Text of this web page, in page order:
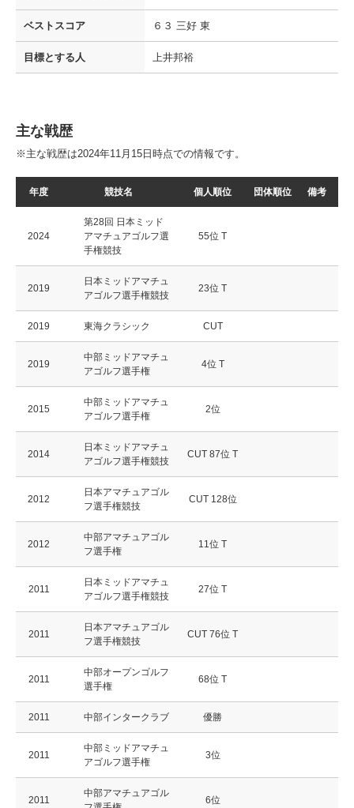
ベストスコア ６３ 三好 東
目標とする人 上井邦裕
主な戦歴
※主な戦歴は2024年11月15日時点での情報です。
年度 競技名 個人順位 団体順位 備考
2024
第28回 日本ミッド
アマチュアゴルフ選
手権競技
55位 T
2019
日本ミッドアマチュ
アゴルフ選手権競技
23位 T
2019 東海クラシック CUT
2019
中部ミッドアマチュ
アゴルフ選手権
4位 T
2015
中部ミッドアマチュ
アゴルフ選手権
2位
2014
日本ミッドアマチュ
アゴルフ選手権競技
CUT 87位 T
2012
日本アマチュアゴル
フ選手権競技
CUT 128位
2012
中部アマチュアゴル
フ選手権
11位 T
2011
日本ミッドアマチュ
アゴルフ選手権競技
27位 T
2011
日本アマチュアゴル
フ選手権競技
CUT 76位 T
2011
中部オープンゴルフ
選手権
68位 T
2011 中部インタークラブ 優勝
2011
中部ミッドアマチュ
アゴルフ選手権
3位
2011
中部アマチュアゴル
6位